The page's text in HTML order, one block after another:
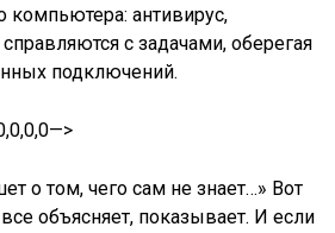
компьютера: антивирус,
с задачами, оберегая
подключений.
о том, чего сам не знает…» Вот
объясняет, показывает. И если